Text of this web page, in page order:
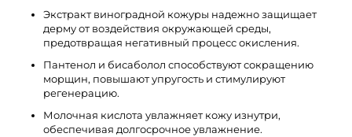
Экстракт виноградной кожуры надежно защищает
дерму от воздействия окружающей среды,
предотвращая негативный процесс окисления.
Пантенол и бисаболол способствуют сокращению
морщин, повышают упругость и стимулируют
регенерацию.
Молочная кислота увлажняет кожу изнутри,
обеспечивая долгосрочное увлажнение.